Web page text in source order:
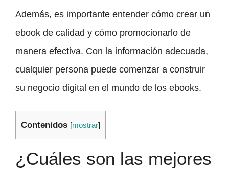
Además, es importante entender cómo crear un
ebook de calidad y cómo promocionarlo de
manera efectiva. Con la información adecuada,
cualquier persona puede comenzar a construir
su negocio digital en el mundo de los ebooks.
Contenidos [mostrar]
¿Cuáles son las mejores